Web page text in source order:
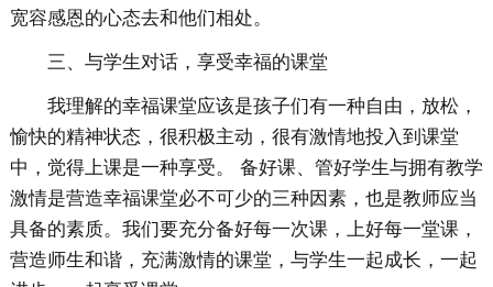
宽容感恩的心态去和他们相处。
三、与学生对话，享受幸福的课堂
我理解的幸福课堂应该是孩子们有一种自由，放松，
愉快的精神状态，很积极主动，很有激情地投入到课堂
中，觉得上课是一种享受。 备好课、管好学生与拥有教学
激情是营造幸福课堂必不可少的三种因素，也是教师应当
具备的素质。我们要充分备好每一次课，上好每一堂课，
营造师生和谐，充满激情的课堂，与学生一起成长，一起